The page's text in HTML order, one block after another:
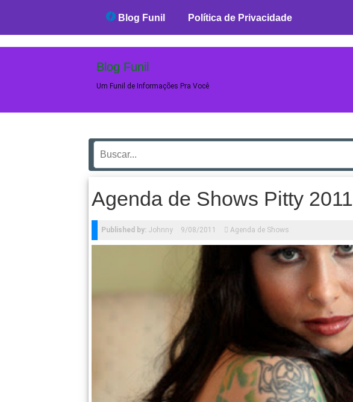
Blog Funil Política de Privacidade
Blog Funil
Um Funil de Informações Pra Você
Agenda de Shows Pitty 2011
Published by: Johnny 9/08/2011 Agenda de Shows